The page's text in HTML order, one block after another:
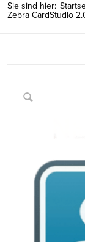
Sie sind hier:
Zebra CardStudio